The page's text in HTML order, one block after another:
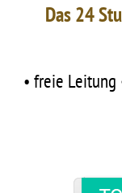
Das 24
• freie Leitung